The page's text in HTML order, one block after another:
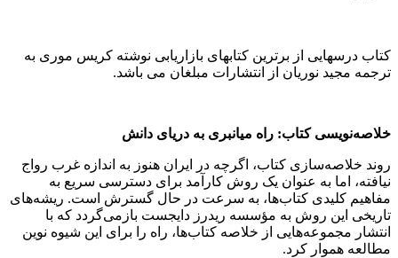
کتاب درسهایی از برترین کتابهای بازاریابی نوشته کریس موری به
ترجمه مجید نوریان از انتشارات مبلغان می باشد.
خلاصه‌نویسی کتاب: راه میانبری به دریای دانش
روند خلاصه‌سازی کتاب، اگرچه در ایران هنوز به اندازه غرب رواج
نیافته، اما به عنوان یک روش کارآمد برای دسترسی سریع به
مفاهیم کلیدی کتاب‌ها، به سرعت در حال گسترش است. ریشه‌های
تاریخی این روش به مؤسسه ریدرز دایجست بازمی‌گردد که با
انتشار مجموعه‌هایی از خلاصه کتاب‌ها، راه را برای این شیوه نوین
مطالعه هموار کرد.